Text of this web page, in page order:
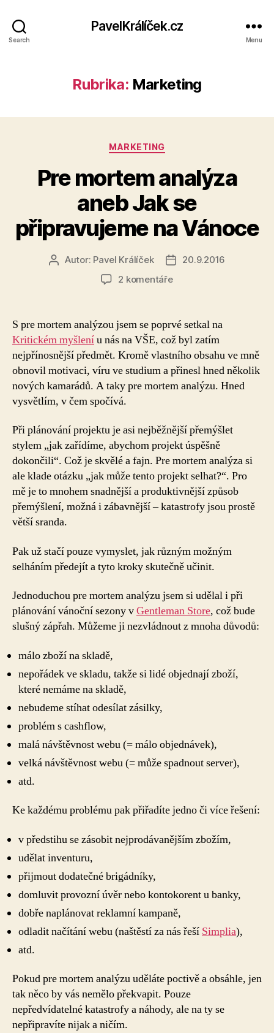
Search
PavelKrálíček.cz
Menu
Rubrika: Marketing
Rubriky
MARKETING
Pre mortem analýza
aneb Jak se
připravujeme na Vánoce
AutorAutor: Pavel Králíček
Datum
20.9.2016
2 komentářeu
názvem
mortem
analýza
aneb
Jak
na
Vánoce
S pre mortem analýzou jsem se poprvé setkal na
Kritickém myšleníu nás na VŠE, což byl zatím
nejpřínosnější předmět. Kromě vlastního obsahu ve mně
obnovil motivaci, víru ve studium a přinesl hned několik
nových kamarádů. A taky pre mortem analýzu. Hned
vysvětlím, v čem spočívá.
Při plánování projektu je asi nejběžnější přemýšlet
stylem „jak zařídíme, abychom projekt úspěšně
dokončili“. Což je skvělé a fajn. Pre mortem analýza si
ale klade otázku „jak může tento projekt selhat?“. Pro
mě je to mnohem snadnější a produktivnější způsob
přemýšlení, možná i zábavnější – katastrofy jsou prostě
větší sranda.
Pak už stačí pouze vymyslet, jak různým možným
selháním předejít a tyto kroky skutečně učinit.
Jednoduchou pre mortem analýzu jsem si udělal i při
plánování vánoční sezony vGentleman Store, což bude
slušný zápřah. Můžeme ji nezvládnout z mnoha důvodů:
málo zboží na skladě,
nepořádek ve skladu, takže si lidé objednají zboží,
které nemáme na skladě,
nebudeme stíhat odesílat zásilky,
problém s cashflow,
malá návštěvnost webu (= málo objednávek),
velká návštěvnost webu (= může spadnout server),
atd.
Ke každému problému pak přiřadíte jedno či více řešení:
v předstihu se zásobit nejprodávanějším zbožím,
udělat inventuru,
přijmout dodatečné brigádníky,
domluvit provozní úvěr nebo kontokorent u banky,
dobře naplánovat reklamní kampaně,
odladit načítání webu (naštěstí za nás řeší Simplia),
atd.
Pokud pre mortem analýzu uděláte poctivě a obsáhle, jen
tak něco by vás nemělo překvapit. Pouze
nepředvídatelné katastrofy a náhody, ale na ty se
nepřipravíte nijak a ničím.